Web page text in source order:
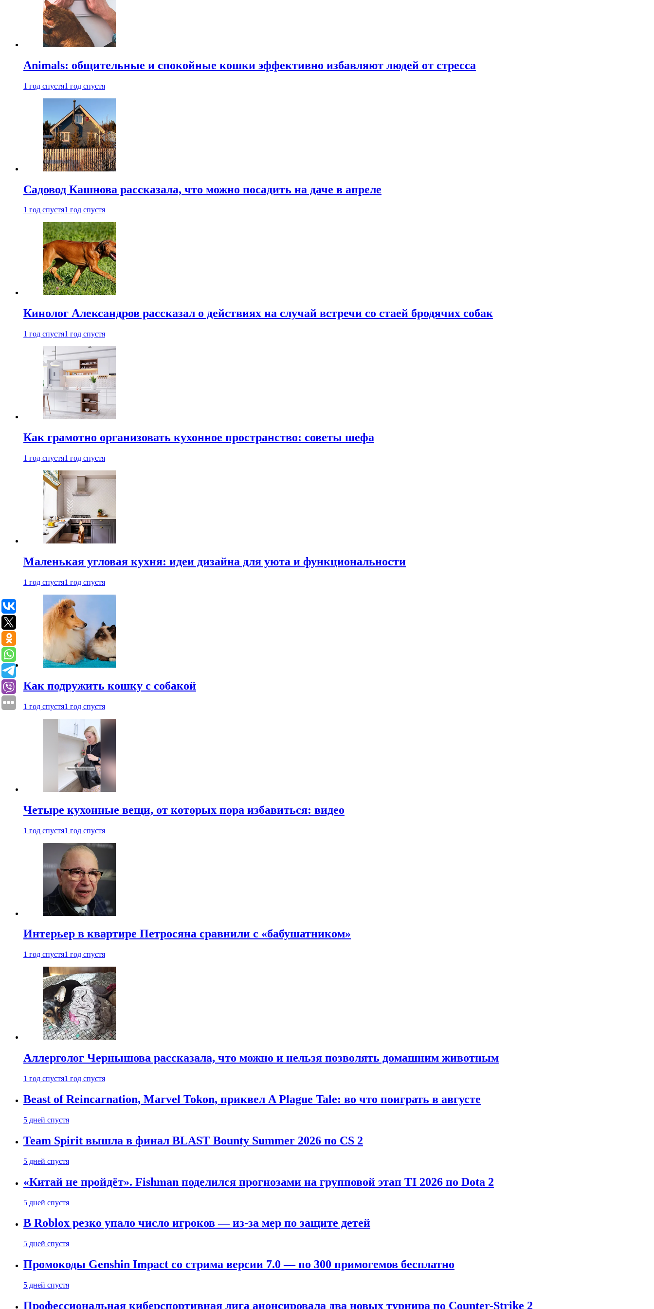
Animals: общительные и спокойные кошки эффективно избавляют людей от стресса
1 год спустя1 год спустя
Садовод Кашнова рассказала, что можно посадить на даче в апреле
1 год спустя1 год спустя
Кинолог Александров рассказал о действиях на случай встречи со стаей бродячих собак
1 год спустя1 год спустя
Как грамотно организовать кухонное пространство: советы шефа
1 год спустя1 год спустя
Маленькая угловая кухня: идеи дизайна для уюта и функциональности
1 год спустя1 год спустя
Как подружить кошку с собакой
1 год спустя1 год спустя
Четыре кухонные вещи, от которых пора избавиться: видео
1 год спустя1 год спустя
Интерьер в квартире Петросяна сравнили с «бабушатником»
1 год спустя1 год спустя
Аллерголог Чернышова рассказала, что можно и нельзя позволять домашним животным
1 год спустя1 год спустя
Beast of Reincarnation, Marvel Tokon, приквел A Plague Tale: во что поиграть в августе
5 дней спустя
Team Spirit вышла в финал BLAST Bounty Summer 2026 по CS 2
5 дней спустя
«Китай не пройдёт». Fishman поделился прогнозами на групповой этап TI 2026 по Dota 2
5 дней спустя
В Roblox резко упало число игроков — из-за мер по защите детей
5 дней спустя
Промокоды Genshin Impact со стрима версии 7.0 — по 300 примогемов бесплатно
5 дней спустя
Профессиональная киберспортивная лига анонсировала два новых турнира по Counter-Strike 2